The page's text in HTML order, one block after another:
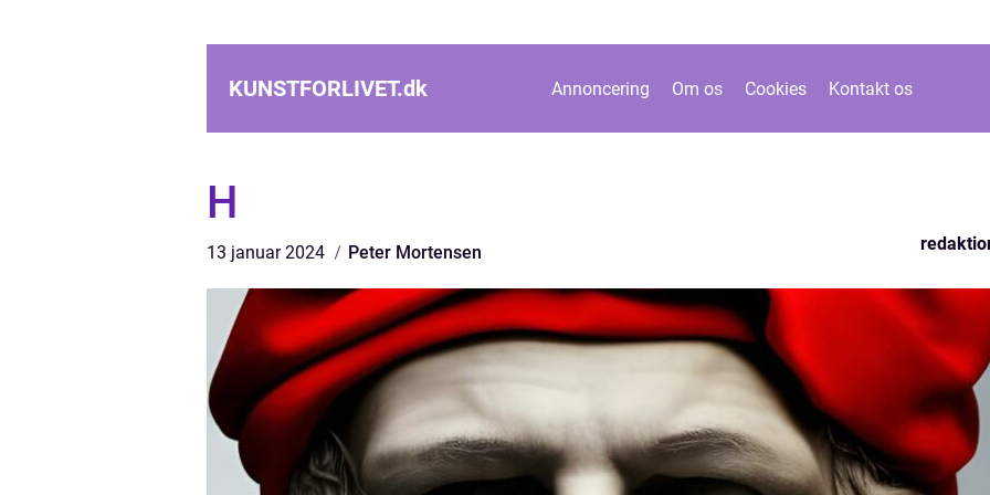
KUNSTFORLIVET.dk Annoncering Om os Cookies Kontakt os
H
13 januar 2024 Peter Mortensen